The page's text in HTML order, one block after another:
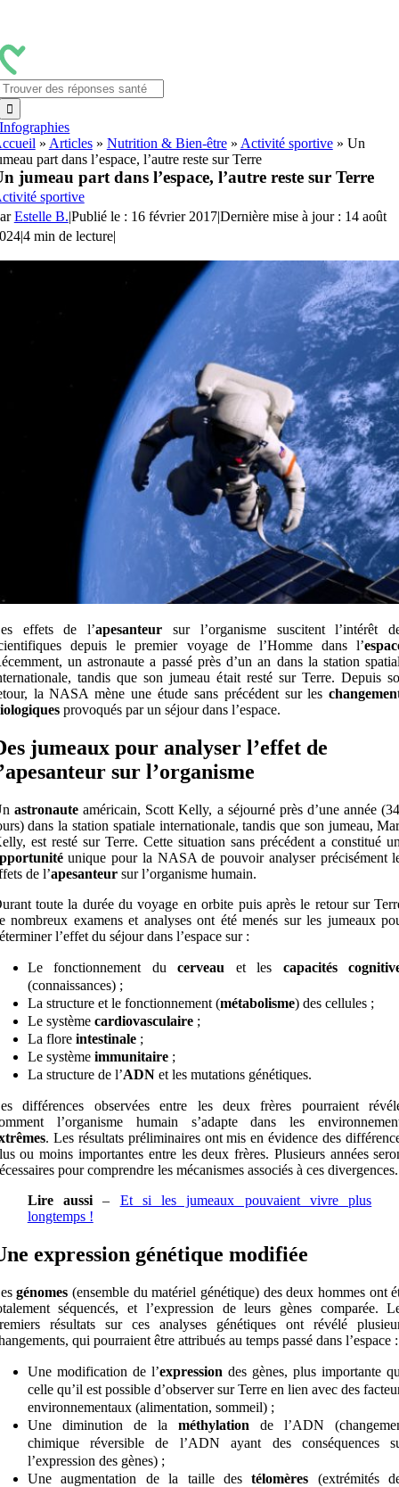
contenu
Infographies
» Articles» Nutrition & Bien-être» Activité sportive» Un
part dans l’espace, l’autre reste sur Terre
jumeau part dans l’espace, l’autre reste sur Terre
sportive
Estelle B.|Publié le : 16 février 2017|Dernière mise à jour : 14 août
|4 min de lecture|
effets de l’apesanteur sur l’organisme suscitent l’intérêt
depuis le premier voyage de l’Homme dans l’
un astronaute a passé près d’un an dans la station
tandis que son jumeau était resté sur Terre. Depuis
la NASA mène une étude sans précédent sur les
provoqués par un séjour dans l’espace.
jumeaux pour analyser l’effet de
sur l’organisme
astronauteaméricain, Scott Kelly, a séjourné près d’une année
dans la station spatiale internationale, tandis que son jumeau,
est resté sur Terre. Cette situation sans précédent a constitué
unique pour la NASA de pouvoir analyser précisément
de l’apesanteursur l’organisme humain.
toute la durée du voyage en orbite puis après le retour sur
nombreux examens et analyses ont été menés sur les jumeaux
l’effet du séjour dans l’espace sur :
Le fonctionnement ducerveau et les capacités
(connaissances) ;
La structure et le fonctionnement (métabolisme) des cellules ;
Le système cardiovasculaire ;
La floreintestinale;
Le système immunitaire;
La structure de l’ADNet les mutations génétiques.
différences observées entre les deux frères pourraient
l’organisme humain s’adapte dans les
. Les résultats préliminaires ont mis en évidence des
ou moins importantes entre les deux frères. Plusieurs années
pour comprendre les mécanismes associés à ces divergences.
Lire aussi – Et si les jumeaux pouvaient vivre plus
longtemps !
expression génétique modifiée
génomes (ensemble du matériel génétique) des deux hommes ont
séquencés, et l’expression de leurs gènes comparée.
résultats sur ces analyses génétiques ont révélé
qui pourraient être attribués au temps passé dans l’espace :
Une modification de l’expression des gènes, plus importante
celle qu’il est possible d’observer sur Terre en lien avec des
environnementaux (alimentation, sommeil) ;
Une diminution de laméthylation de l’ADN
chimique réversible de l’ADN ayant des conséquences
l’expression des gènes) ;
Une augmentation de la taille destélomères (extrémités